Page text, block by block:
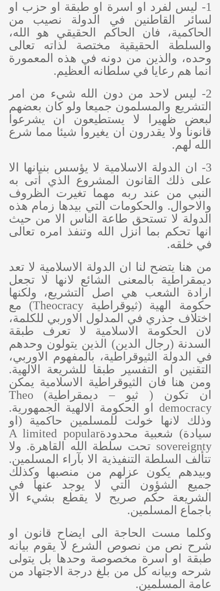
1- ليس لفرد او اسرة او طبقة او حزب او
لسائر القاطنين في الدولة نصيب من
الحاكمية، فان الحاكم الحقيقي هو الله،
والسلطة الحقيقية مختصة لذاته تعالى
وحده، والذين من دونه في هذه المعمورة
انما هم رعايا في سلطانه العظيم.
2- ليس لاحد من دون الله شيء من امر
التشريع والمسلمون جميعا ولو كان بعضهم
لبعض ظهيرا لا يستطيعون ان يشرعوا
قانونا ولا يقدرون ان يغيروا شيئا مما شرع
الله لهم.
3- ان الدولة الاسلامية لا يؤسس بنيانها الا
على ذلك القانون المشروع الذي أتى به
النبي من عند ربه مهما تغيرت الظروف
والاحوال. والحكومات التي بيدها زمام هذه
الدولة لا تستحق طاعة الناس الا من حيث
انها تحكم بما انزل الله وتنفذ امره تعالى
في خلقه.
من هنا يتضح لنا ان الدولة الاسلامية لا تعد
ديمقراطية بالمعنى الشائع لانها لا تجعل
ارادة الشعب هي اصل التشريع، ولكنها
حكومة الهية (ثيوقراطيةTheocracy) مع
اختلاف جذري في المدلول الاوربي للكلمة،
لان الحكومة الاسلامية لا تعرف طبقة
السدنة (رجال الدين) الذين يتولون وحدهم
في الدولة الثيوقراطية، بالمفهوم الاوربي،
التقنين او التفسير طبقا للشريعة الالهية.
ومن هنا فان الثيوقراطية الاسلامية يمكن
ان تكون ( ثيو – ديمقراطية) Theo
democracy او الحكومة الالهية الجمهورية.
وذلك لانها خولت للمسلمين حاكمية (او
سيادة) شعبية محدودةA limited popular
sovereignty تحت سلطة الله القاهرة. ولا
تتألف السلطة التنفيذية الا بآراء المسلمين.
وبيدهم يكون عزلهم من منصبها وكذلك
جميع الشؤون التي لا يوجد عنها في
الشريعة حكم صريح لا يقطع بشيء الا
باجماع المسلمين.
وكلما مست الحاجة الى ايضاح قانون او
شرح نص من نصوص الشرع لا يقوم بيانه
طبقة او اسرة مخصوصة وحدها بل يتولى
شرحه وبيانه كل من بلغ درجة الاجتهاد من
عامة المسلمين.